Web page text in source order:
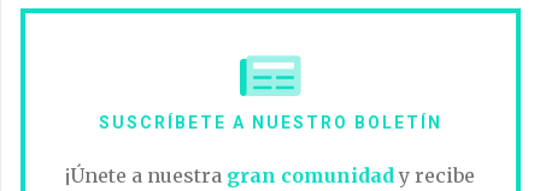
SUSCRÍBETE A NUESTRO BOLETÍN
¡Únete a nuestra gran comunidady recibe